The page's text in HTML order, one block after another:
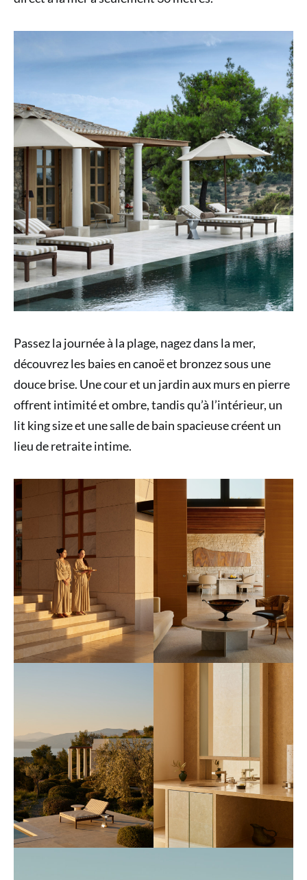
Passez la journée à la plage, nagez dans la mer,
découvrez les baies en canoë et bronzez sous une
douce brise. Une cour et un jardin aux murs en pierre
offrent intimité et ombre, tandis qu’à l’intérieur, un
lit king size et une salle de bain spacieuse créent un
lieu de retraite intime.